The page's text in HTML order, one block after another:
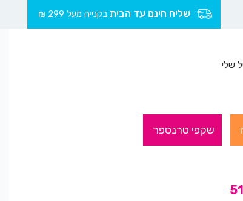
שליח חינם עד הבית בקנייה מעל 299 ₪
שלי
שקפי טרנספר